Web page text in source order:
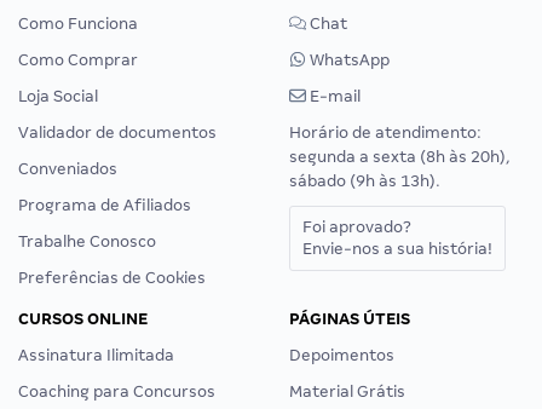
Como Funciona
Como Comprar
Loja Social
Validador de documentos
Conveniados
Programa de Afiliados
Trabalhe Conosco
Preferências de Cookies
Chat
WhatsApp
E-mail
Horário de atendimento:
segunda a sexta (8h às 20h),
sábado (9h às 13h).
Foi aprovado?
Envie-nos a sua história!
CURSOS ONLINE
Assinatura Ilimitada
Coaching para Concursos
PÁGINAS ÚTEIS
Depoimentos
Material Grátis